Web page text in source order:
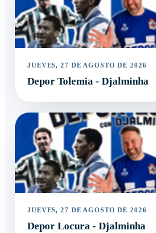
JUEVES, 27 DE AGOSTO DE 2026
Depor Tolemia - Djalminha
JUEVES, 27 DE AGOSTO DE 2026
Depor Locura - Djalminha